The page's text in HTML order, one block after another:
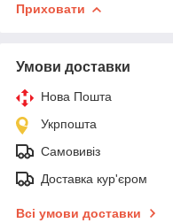
Приховати
Умови доставки
Нова Пошта
Укрпошта
Самовивіз
Доставка кур'єром
Всі умови доставки